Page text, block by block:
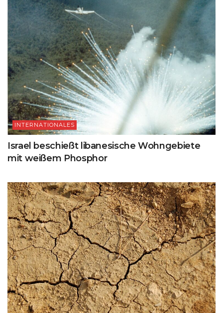
INTERNATIONALES
Israel beschießt libanesische Wohngebiete
mit weißem Phosphor